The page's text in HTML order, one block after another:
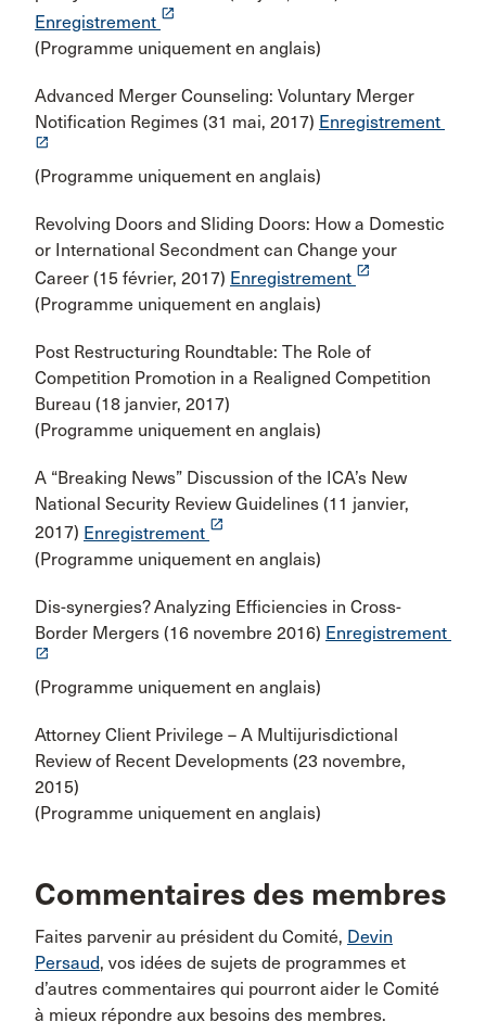
Enregistrement launch
(Programme uniquement en anglais)
Advanced Merger Counseling: Voluntary Merger
Notification Regimes (31 mai, 2017) Enregistrement
launch
(Programme uniquement en anglais)
Revolving Doors and Sliding Doors: How a Domestic
or International Secondment can Change your
Career (15 février, 2017) Enregistrement launch
(Programme uniquement en anglais)
Post Restructuring Roundtable: The Role of
Competition Promotion in a Realigned Competition
Bureau (18 janvier, 2017)
(Programme uniquement en anglais)
A “Breaking News” Discussion of the ICA’s New
National Security Review Guidelines (11 janvier,
2017) Enregistrement launch
(Programme uniquement en anglais)
Dis-synergies? Analyzing Efficiencies in Cross-
Border Mergers (16 novembre 2016) Enregistrement
launch
(Programme uniquement en anglais)
Attorney Client Privilege – A Multijurisdictional
Review of Recent Developments (23 novembre,
2015)
(Programme uniquement en anglais)
Commentaires des membres
Faites parvenir au président du Comité, Devin
Persaud, vos idées de sujets de programmes et
d’autres commentaires qui pourront aider le Comité
à mieux répondre aux besoins des membres.